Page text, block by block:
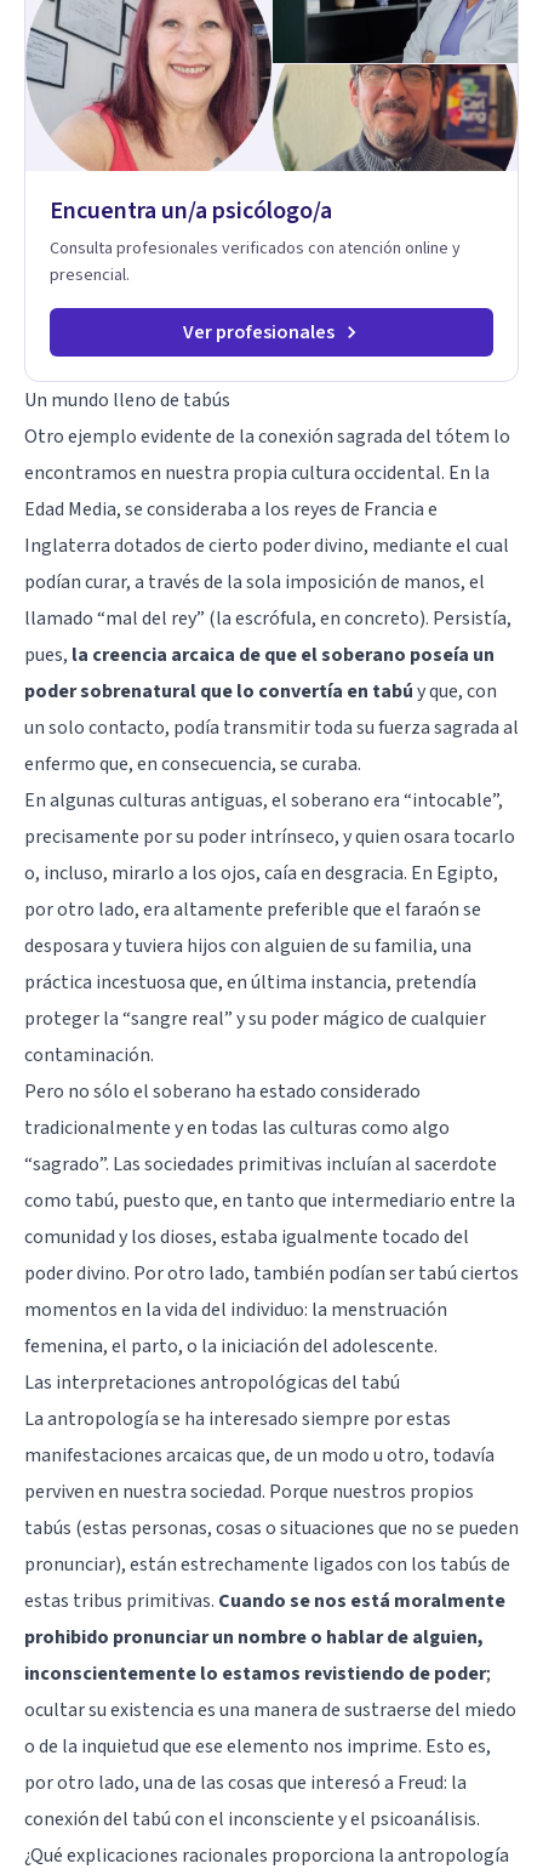
conflictos de pareja. Ha trabajado con pacientes en
diferentes países, acompañando procesos complejos. Su
enfoque terapéutico se diferencia por una premisa clara: no
trabaja el síntoma, trabaja la raíz que lo origina. Su
metodología interviene en tres niveles: regulación del
sistema emocional, reprocesamiento de heridas de la
infancia y reestructuración cognitiva profunda, permitiendo
origen. Si buscas un proceso superficial, este no es el lugar.
raíz de lo que te ocurre, la Dra. Sandra Milena Jiménez Duque
es una de las mejores opciones para acompañarte. Porque
cuando sanas tu mundo interno, cambias tu forma de pensar,
Encuentra un/a psicólogo/a
Consulta profesionales verificados con atención online y
presencial.
Ver profesionales
Un mundo lleno de tabús
Otro ejemplo evidente de la conexión sagrada del tótem lo
encontramos en nuestra propia cultura occidental. En la
Edad Media, se consideraba a los reyes de Francia e
Inglaterra dotados de cierto poder divino, mediante el cual
podían curar, a través de la sola imposición de manos, el
llamado “mal del rey” (la escrófula, en concreto). Persistía,
pues, la creencia arcaica de que el soberano poseía un
poder sobrenatural que lo convertía en tabúy que, con
un solo contacto, podía transmitir toda su fuerza sagrada al
enfermo que, en consecuencia, se curaba.
En algunas culturas antiguas, el soberano era “intocable”,
precisamente por su poder intrínseco, y quien osara tocarlo
o, incluso, mirarlo a los ojos, caía en desgracia. En Egipto,
por otro lado, era altamente preferible que el faraón se
desposara y tuviera hijos con alguien de su familia, una
práctica incestuosa que, en última instancia, pretendía
proteger la “sangre real” y su poder mágico de cualquier
contaminación.
Pero no sólo el soberano ha estado considerado
tradicionalmente y en todas las culturas como algo
“sagrado”. Las sociedades primitivas incluían al sacerdote
como tabú, puesto que, en tanto que intermediario entre la
comunidad y los dioses, estaba igualmente tocado del
poder divino. Por otro lado, también podían ser tabú ciertos
momentos en la vida del individuo: la menstruación
femenina, el parto, o la iniciación del adolescente.
Las interpretaciones antropológicas del tabú
La antropología se ha interesado siempre por estas
manifestaciones arcaicas que, de un modo u otro, todavía
perviven en nuestra sociedad. Porque nuestros propios
tabús (estas personas, cosas o situaciones que no se pueden
pronunciar), están estrechamente ligados con los tabús de
estas tribus primitivas. Cuando se nos está moralmente
prohibido pronunciar un nombre o hablar de alguien,
inconscientemente lo estamos revistiendo de poder;
ocultar su existencia es una manera de sustraerse del miedo
o de la inquietud que ese elemento nos imprime. Esto es,
por otro lado, una de las cosas que interesó a Freud: la
conexión del tabú con el inconsciente y el psicoanálisis.
¿Qué explicaciones racionales proporciona la antropología